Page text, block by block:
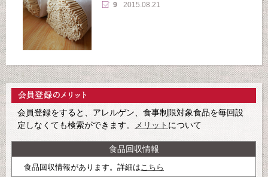
9 2015.08.21
会員登録をすると、アレルゲン、食事制限対象食品を毎回設
定しなくても検索ができます。
メリット について
食品回収情報
食品回収情報があります。詳細はこちら